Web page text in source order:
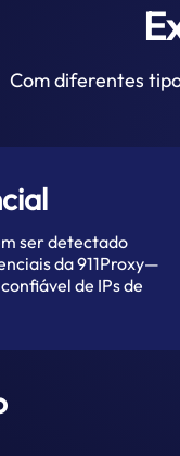
Com diferentes
ser detectado
da 911Proxy—
de IPs de